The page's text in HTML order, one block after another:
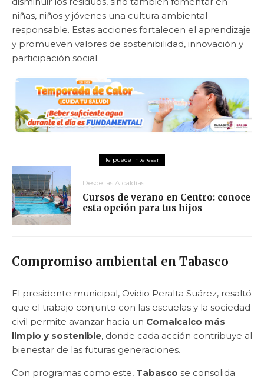
niñas, niños y jóvenes una cultura ambiental
responsable. Estas acciones fortalecen el aprendizaje
y promueven valores de sostenibilidad, innovación y
participación social.
Desde las Alcaldías
Cursos de verano en Centro: conoce
esta opción para tus hijos
Compromiso ambiental en Tabasco
El presidente municipal, Ovidio Peralta Suárez, resaltó
que el trabajo conjunto con las escuelas y la sociedad
civil permite avanzar hacia un Comalcalco más
limpio y sostenible, donde cada acción contribuye al
bienestar de las futuras generaciones.
Con programas como este, Tabasco se consolida